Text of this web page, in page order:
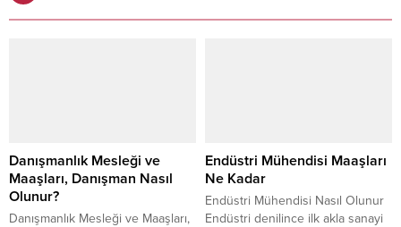
Danışmanlık Mesleği ve
Maaşları, Danışman Nasıl
Olunur?
Danışmanlık Mesleği ve Maaşları,
Endüstri Mühendisi Maaşları
Ne Kadar
Endüstri Mühendisi Nasıl Olunur
Endüstri denilince ilk akla sanayi